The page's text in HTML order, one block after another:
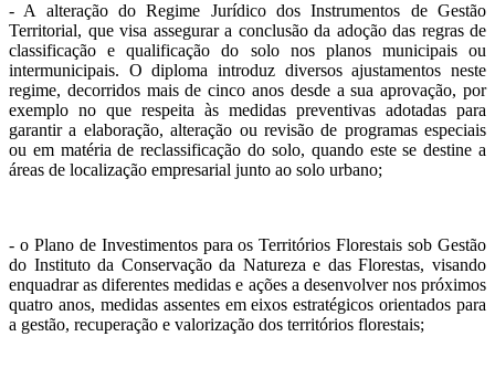
- A alteração do Regime Jurídico dos Instrumentos de Gestão
Territorial, que visa assegurar a conclusão da adoção das regras de
classificação e qualificação do solo nos planos municipais ou
intermunicipais. O diploma introduz diversos ajustamentos neste
regime, decorridos mais de cinco anos desde a sua aprovação, por
exemplo no que respeita às medidas preventivas adotadas para
garantir a elaboração, alteração ou revisão de programas especiais
ou em matéria de reclassificação do solo, quando este se destine a
áreas de localização empresarial junto ao solo urbano;
- o Plano de Investimentos para os Territórios Florestais sob Gestão
do Instituto da Conservação da Natureza e das Florestas, visando
enquadrar as diferentes medidas e ações a desenvolver nos próximos
quatro anos, medidas assentes em eixos estratégicos orientados para
a gestão, recuperação e valorização dos territórios florestais;